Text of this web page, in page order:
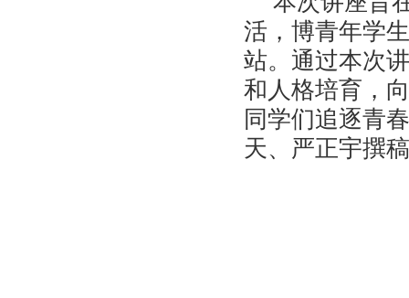
活，博青年学
站。通过本次
和人格培育，
同学们追逐青
天、严正宇撰